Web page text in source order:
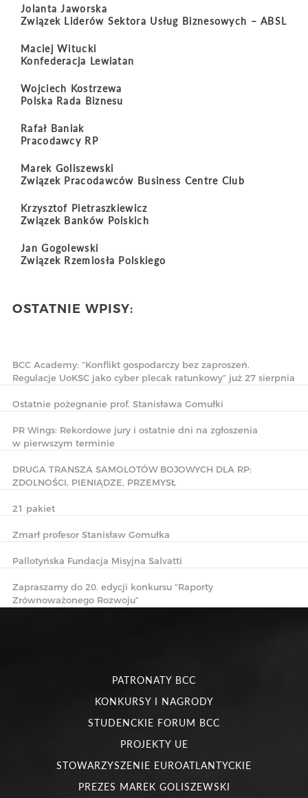
OSTATNIE WPISY:
BCC Academy: “Konflikt gospodarczy bez zaproszeń.
Regulacje UoKSC jako cyber plecak ratunkowy” już 27 sierpnia
Ostatnie pożegnanie prof. Stanisława Gomułki
PR Wings: Rekordowe jury i ostatnie dni na zgłoszenia
w pierwszym terminie
DRUGA TRANSZA SAMOLOTÓW BOJOWYCH DLA RP:
ZDOLNOŚCI, PIENIĄDZE, PRZEMYSŁ
21 pakiet
Zmarł profesor Stanisław Gomułka
Pallotyńska Fundacja Misyjna Salvatti
Zapraszamy do 20. edycji konkursu “Raporty
Zrównoważonego Rozwoju”
Jolanta Jaworska
Związek Liderów Sektora Usług Biznesowych – ABSL
Maciej Witucki
Konfederacja Lewiatan
Wojciech Kostrzewa
Polska Rada Biznesu
Rafał Baniak
Pracodawcy RP
Marek Goliszewski
Związek Pracodawców Business Centre Club
Krzysztof Pietraszkiewicz
Związek Banków Polskich
Jan Gogolewski
Związek Rzemiosła Polskiego
PATRONATY BCC
KONKURSY I NAGRODY
STUDENCKIE FORUM BCC
PROJEKTY UE
STOWARZYSZENIE EUROATLANTYCKIE
PREZES MAREK GOLISZEWSKI